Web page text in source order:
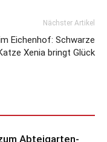
Nächster Artikel
Eichenhof: Schwarze
Xenia bringt Glück
Abteigarten-